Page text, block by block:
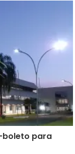
boleto para